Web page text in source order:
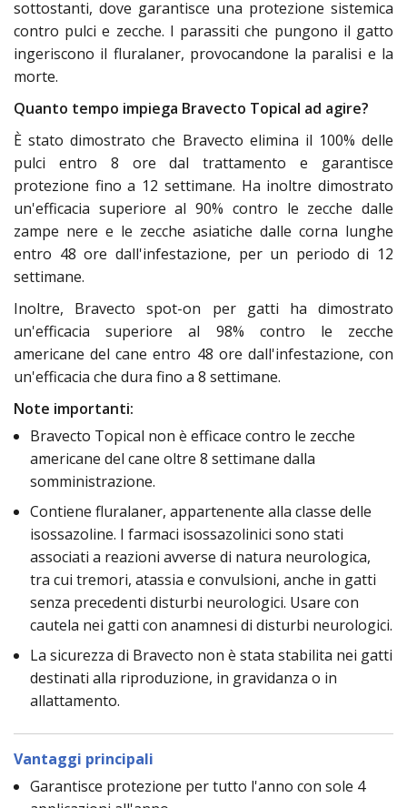
sottostanti, dove garantisce una protezione sistemica
contro pulci e zecche. I parassiti che pungono il gatto
ingeriscono il fluralaner, provocandone la paralisi e la
morte.
Quanto tempo impiega Bravecto Topical ad agire?
È stato dimostrato che Bravecto elimina il 100% delle
pulci entro 8 ore dal trattamento e garantisce
protezione fino a 12 settimane. Ha inoltre dimostrato
un'efficacia superiore al 90% contro le zecche dalle
zampe nere e le zecche asiatiche dalle corna lunghe
entro 48 ore dall'infestazione, per un periodo di 12
settimane.
Inoltre, Bravecto spot-on per gatti ha dimostrato
un'efficacia superiore al 98% contro le zecche
americane del cane entro 48 ore dall'infestazione, con
un'efficacia che dura fino a 8 settimane.
Note importanti:
Bravecto Topical non è efficace contro le zecche
americane del cane oltre 8 settimane dalla
somministrazione.
Contiene fluralaner, appartenente alla classe delle
isossazoline. I farmaci isossazolinici sono stati
associati a reazioni avverse di natura neurologica,
tra cui tremori, atassia e convulsioni, anche in gatti
senza precedenti disturbi neurologici. Usare con
cautela nei gatti con anamnesi di disturbi neurologici.
La sicurezza di Bravecto non è stata stabilita nei gatti
destinati alla riproduzione, in gravidanza o in
allattamento.
Vantaggi principali
Garantisce protezione per tutto l'anno con sole 4